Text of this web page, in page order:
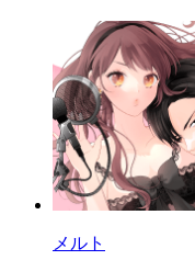
メルト